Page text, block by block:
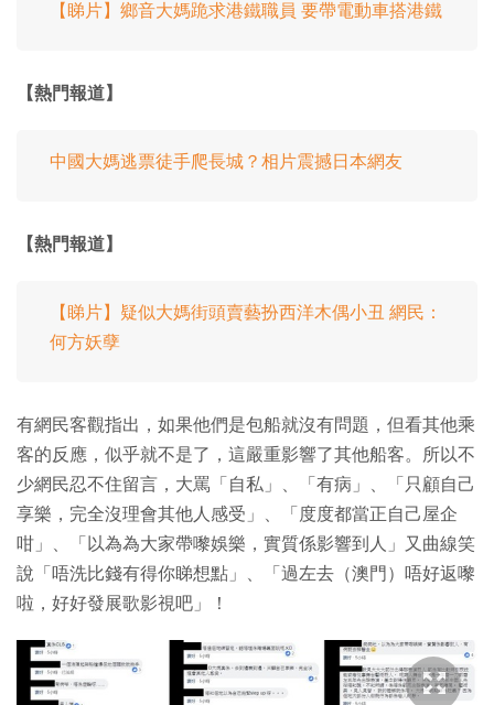
【睇片】鄉音大媽跪求港鐵職員 要帶電動車搭港鐵
【熱門報道】
中國大媽逃票徒手爬長城？相片震撼日本網友
【熱門報道】
【睇片】疑似大媽街頭賣藝扮西洋木偶小丑 網民：
何方妖孽
有網民客觀指出，如果他們是包船就沒有問題，但看其他乘
客的反應，似乎就不是了，這嚴重影響了其他船客。所以不
少網民忍不住留言，大罵「自私」、「有病」、「只顧自己
享樂，完全沒理會其他人感受」、「度度都當正自己屋企
咁」、「以為為大家帶嚟娛樂，實質係影響到人」又曲線笑
說「唔洗比錢有得你睇想點」、「過左去（澳門）唔好返嚟
啦，好好發展歌影視吧」！